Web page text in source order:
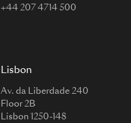
+44 207 4714 500
Lisbon
Av. da Liberdade 240
Floor 2B
Lisbon 1250-148